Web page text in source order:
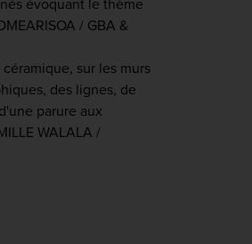
évoquant le thème
/ GBA &
sur les murs
des lignes, de
parure aux
WALALA /